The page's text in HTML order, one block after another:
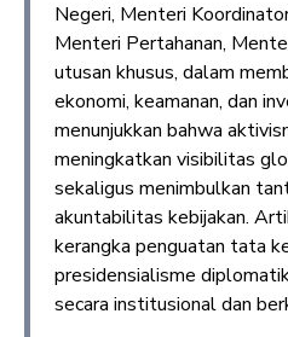
Negeri, Menteri
Menteri Pertahanan,
utusan khusus, dalam
ekonomi, keamanan, dan
menunjukkan bahwa
meningkatkan visibilitas
sekaligus menimbulkan
akuntabilitas kebijakan.
kerangka penguatan tata
presidensialisme
secara institusional dan